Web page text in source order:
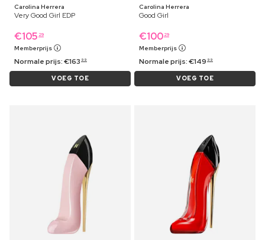
Carolina Herrera
Very Good Girl EDP
€105 29
Memberprijs
Normale prijs:€163 99
VOEG TOE
Carolina Herrera
Good Girl
€100 29
Memberprijs
Normale prijs:€149 99
VOEG TOE